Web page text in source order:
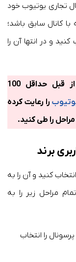
تجاری یوتیوب خود
کانال سابق باشد؛
و در انتها آن را
برای تبدیل کانال خود به برند، باید از قبل حداقل 100
را رعایت کرده
را طی کنید.
برند
کنید و آن را به
مراحل زیر را به
را انتخاب